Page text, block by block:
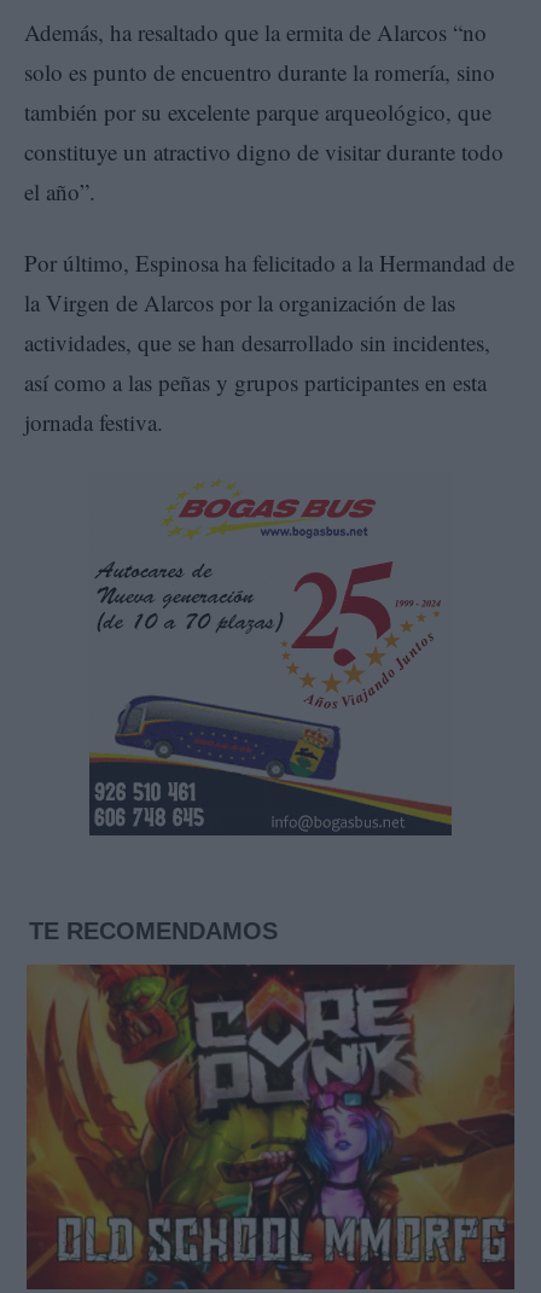
Además, ha resaltado que la ermita de Alarcos “no
solo es punto de encuentro durante la romería, sino
también por su excelente parque arqueológico, que
constituye un atractivo digno de visitar durante todo
el año”.
Por último, Espinosa ha felicitado a la Hermandad de
la Virgen de Alarcos por la organización de las
actividades, que se han desarrollado sin incidentes,
así como a las peñas y grupos participantes en esta
jornada festiva.
TE RECOMENDAMOS